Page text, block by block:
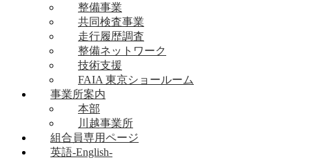
整備事業
共同検査事業
走行履歴調査
整備ネットワーク
技術支援
FAIA 東京ショールーム
事業所案内
本部
川越事業所
組合員専用ページ
英語-English-